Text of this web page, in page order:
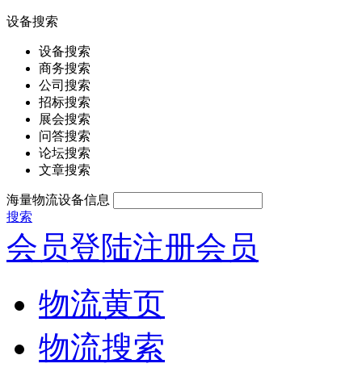
设备搜索
设备搜索
商务搜索
公司搜索
招标搜索
展会搜索
问答搜索
论坛搜索
文章搜索
海量物流设备信息
搜索
会员登陆注册会员
物流黄页
物流搜索